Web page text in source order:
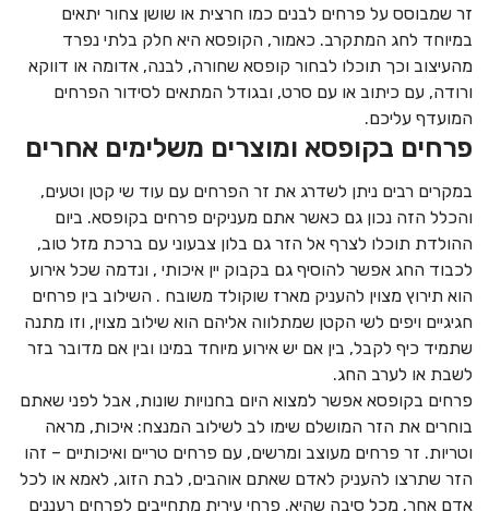
זר שמבוסס על פרחים לבנים כמו חרצית או שושן צחור יתאים
במיוחד לחג המתקרב. כאמור, הקופסא היא חלק בלתי נפרד
מהעיצוב וכך תוכלו לבחור קופסא שחורה, לבנה, אדומה או דווקא
ורודה, עם כיתוב או עם סרט, ובגודל המתאים לסידור הפרחים
המועדף עליכם.
פרחים בקופסא ומוצרים משלימים אחרים
במקרים רבים ניתן לשדרג את זר הפרחים עם עוד שי קטן וטעים,
והכלל הזה נכון גם כאשר אתם מעניקים פרחים בקופסא. ביום
ההולדת תוכלו לצרף אל הזר גם בלון צבעוני עם ברכת מזל טוב,
לכבוד החג אפשר להוסיף גם בקבוק יין איכותי , ונדמה שכל אירוע
הוא תירוץ מצוין להעניק מארז שוקולד משובח . השילוב בין פרחים
חגיגיים ויפים לשי הקטן שמתלווה אליהם הוא שילוב מצוין, וזו מתנה
שתמיד כיף לקבל, בין אם יש אירוע מיוחד במינו ובין אם מדובר בזר
לשבת או לערב החג.
פרחים בקופסא אפשר למצוא היום בחנויות שונות, אבל לפני שאתם
בוחרים את הזר המושלם שימו לב לשילוב המנצח: איכות, מראה
וטריות. זר פרחים מעוצב ומרשים, עם פרחים טריים ואיכותיים – זהו
הזר שתרצו להעניק לאדם שאתם אוהבים, לבת הזוג, לאמא או לכל
אדם אחר, מכל סיבה שהיא. פרחי עירית מתחייבים לפרחים רעננים